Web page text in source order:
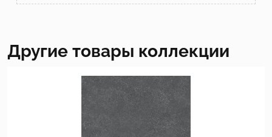
Другие товары коллекции